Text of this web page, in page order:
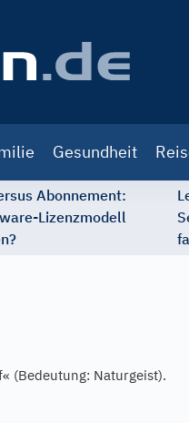
Gesundheit
Abonnement:
Lizenzmodell
(Bedeutung: Naturgeist).